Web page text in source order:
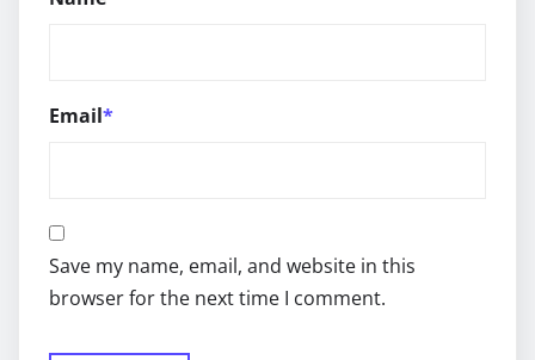
Email*
Save my name, email, and website in this
browser for the next time I comment.